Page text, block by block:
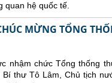
quan hệ quốc tế.
MỪNG TỔNG
nhậm chức Tổng thống
Bí thư Tô Lâm, Chủ tịch